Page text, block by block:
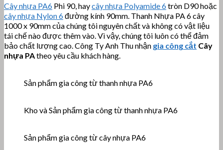
Cây nhựa PA6 Phi 90, haycây nhựa Polyamide 6tròn D90 hoặc
cây nhựa Nylon 6đường kính 90mm. Thanh Nhựa PA 6 cây
1000 x 90mm của chúng tôi nguyên chất và không có vật liệu
tái chế nào được thêm vào. Vì vậy, chúng tôi luôn có thể đảm
bảo chất lượng cao. Công Ty Anh Thu nhận gia công cắt Cây
nhựa PAtheo yêu cầu khách hàng.
Sản phẩm gia công từ thanh nhựa PA6
Kho và Sản phẩm gia công từ thanh nhựa PA6
Sản phẩm gia công từ cây nhựa PA6